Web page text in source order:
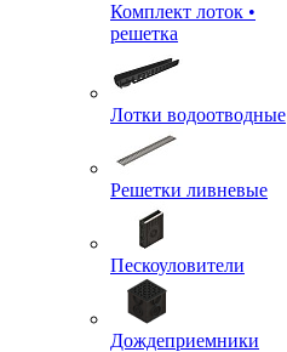
Комплект лоток •
решетка
Лотки водоотводные
Решетки ливневые
Пескоуловители
Дождеприемники